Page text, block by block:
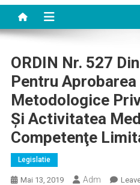
ORDIN Nr. 527
Pentru
Metodologice
Şi Activitatea
Competenţe
Legislatie
Mai 13, 2019 Adm